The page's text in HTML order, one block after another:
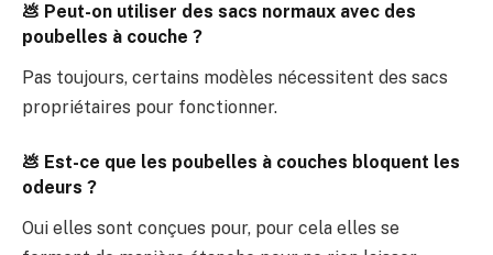
💩 Peut-on utiliser des sacs normaux avec des
poubelles à couche ?
Pas toujours, certains modèles nécessitent des sacs
propriétaires pour fonctionner.
💩 Est-ce que les poubelles à couches bloquent les
odeurs ?
Oui elles sont conçues pour, pour cela elles se